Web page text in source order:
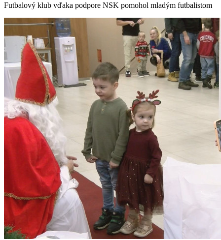
Futbalový klub vďaka podpore NSK pomohol mladým futbalistom